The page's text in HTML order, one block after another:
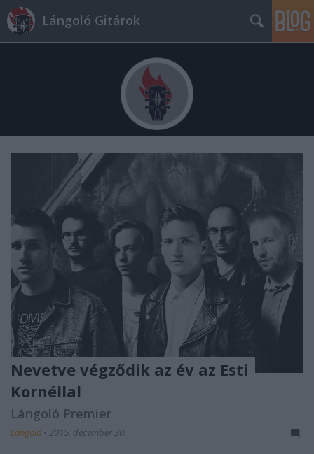
Lángoló Gitárok
Nevetve végződik az év az Esti
Kornéllal
Lángoló Premier
Lángoló • 2015. december 30.